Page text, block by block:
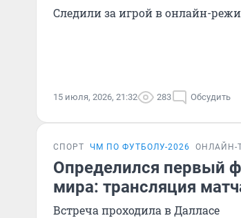
Следили за игрой в онлайн-
15 июля, 2026, 21:32 283 Обсудить
СПОРТ ЧМ ПО ФУТБОЛУ-2026 ОНЛАЙН-
Определился первый
мира: трансляция
Встреча проходила в Далласе